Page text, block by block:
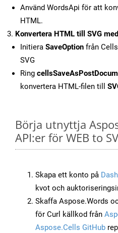
Använd WordsApi för att
HTML.
Konvertera HTML till SVG
Initiera SaveOption från
SVG
Ring
konvertera HTML-filen till
Börja utnyttja
API:er för WEB to
Skapa ett konto på
kvot och
Skaffa Aspose.Words
för Curl källkod från
Aspose.Cells GitHub